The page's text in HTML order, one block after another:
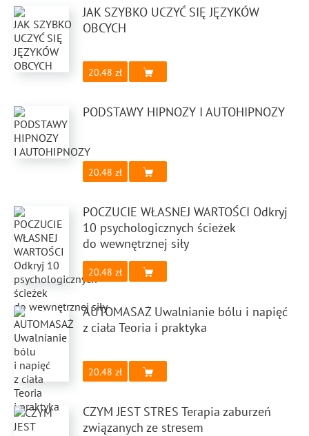
JAK SZYBKO UCZYĆ SIĘ JĘZYKÓW
OBCYCH
20.48
PODSTAWY HIPNOZY I AUTOHIPNOZY
20.48
POCZUCIE WŁASNEJ WARTOŚCI Odkryj
10 psychologicznych ścieżek
do wewnętrznej siły
20.48
AUTOMASAŻ Uwalnianie bólu i napięć
z ciała Teoria i praktyka
20.48
CZYM JEST STRES Terapia zaburzeń
związanych ze stresem